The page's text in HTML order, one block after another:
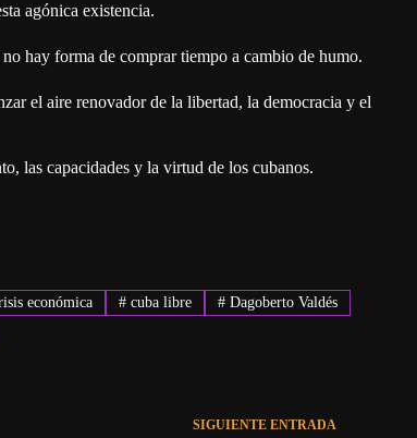
agónica existencia.
hay forma de comprar tiempo a cambio de humo.
el aire renovador de la libertad, la democracia y el
las capacidades y la virtud de los cubanos.
económica # cuba libre #Dagoberto Valdés
SIGUIENTE ENTRADA